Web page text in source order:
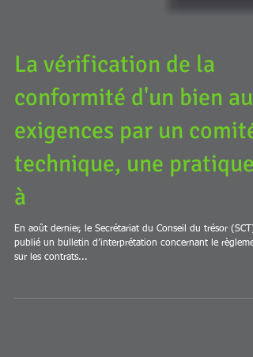
La vérification de la
conformité d'un bien aux
exigences par un comité
technique, une pratique
à
sur les contrats...